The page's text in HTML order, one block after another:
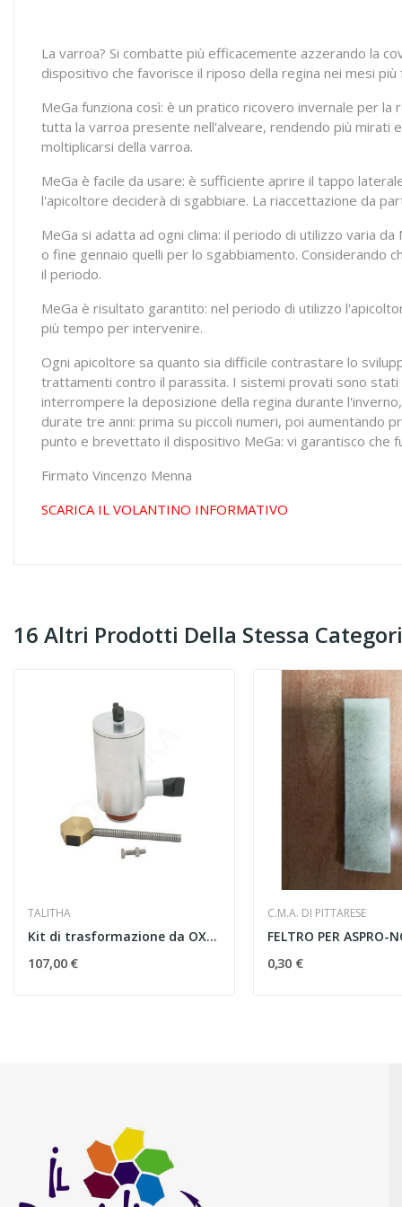
La varroa? Si combatte più efficacemente azzerando la
dispositivo che favorisce il riposo della regina nei mesi
MeGa funziona così: è un pratico ricovero invernale per
tutta la varroa presente nell'alveare, rendendo più mirati
moltiplicarsi della varroa.
MeGa è facile da usare: è sufficiente aprire il tappo
l'apicoltore deciderà di sgabbiare. La riaccettazione da
MeGa si adatta ad ogni clima: il periodo di utilizzo varia
o fine gennaio quelli per lo sgabbiamento. Considerando
il periodo.
MeGa è risultato garantito: nel periodo di utilizzo
più tempo per intervenire.
Ogni apicoltore sa quanto sia difficile contrastare lo
trattamenti contro il parassita. I sistemi provati sono
interrompere la deposizione della regina durante
durate tre anni: prima su piccoli numeri, poi aumentando
punto e brevettato il dispositivo MeGa: vi garantisco che
Firmato Vincenzo Menna
SCARICA IL VOLANTINO INFORMATIVO
16 Altri Prodotti Della Stessa
TALITHA
Kit di trasformazione da OXALIKA PRO Easy a...
107,00 €
C.M.A. DI PITTARESE
0,30 €